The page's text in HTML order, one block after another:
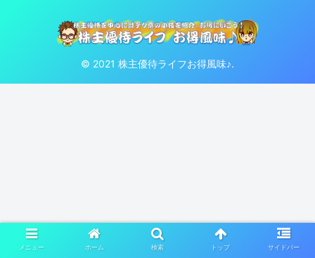
© 2021 株主優待ライフお得風味♪.
メニュー ホーム 検索 トップ サイドバー